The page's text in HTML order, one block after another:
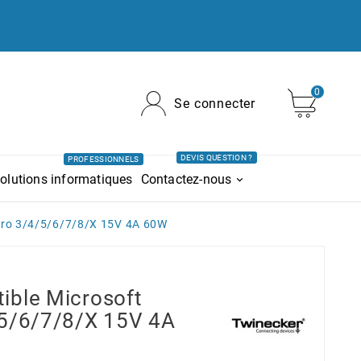
Se connecter
0
informatiques
PROFESSIONNELS
Contactez-nous
DEVIS QUESTION ?
3/4/5/6/7/8/X 15V 4A 60W
Microsoft
6/7/8/X 15V 4A